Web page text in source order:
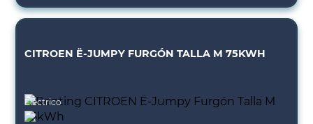
CITROEN Ë-JUMPY FURGÓN TALLA M 75KWH
Eléctrico